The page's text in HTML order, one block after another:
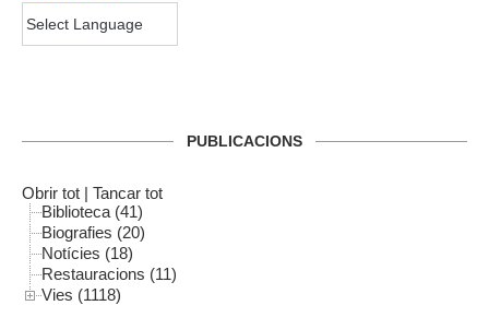
PUBLICACIONS
Obrir tot | Tancar tot
Biblioteca (41)
Biografies (20)
Notícies (18)
Restauracions (11)
Vies (1118)